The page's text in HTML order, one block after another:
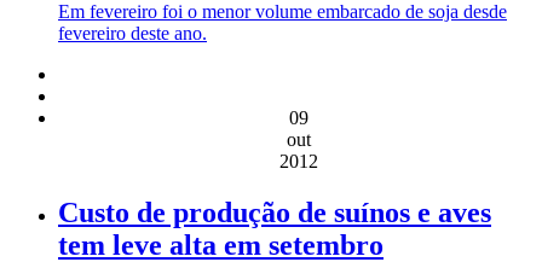
Em fevereiro foi o menor volume embarcado de soja desde
fevereiro deste ano.
09
out
2012
Custo de produção de suínos e aves
tem leve alta em setembro